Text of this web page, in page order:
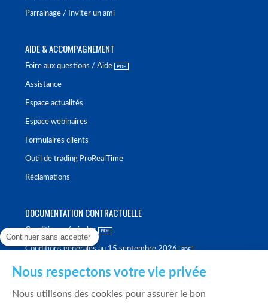
Parrainage / Inviter un ami
AIDE & ACCOMPAGNEMENT
Foire aux questions / Aide
Assistance
Espace actualités
Espace webinaires
Formulaires clients
Outil de trading ProRealTime
Réclamations
DOCUMENTATION CONTRACTUELLE
Conditions générales
Conditions générales au 15 septembre 2026
Continuer sans accepter
Nous respectons votre vie privée
Nous utilisons des cookies pour assurer le bon